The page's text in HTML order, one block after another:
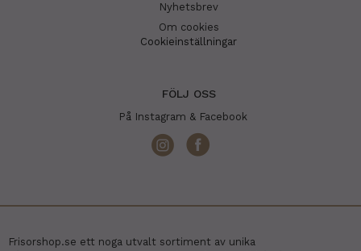
Nyhetsbrev
Om cookies
Cookieinställningar
FÖLJ OSS
På Instagram & Facebook
Frisorshop.se ett noga utvalt sortiment av unika